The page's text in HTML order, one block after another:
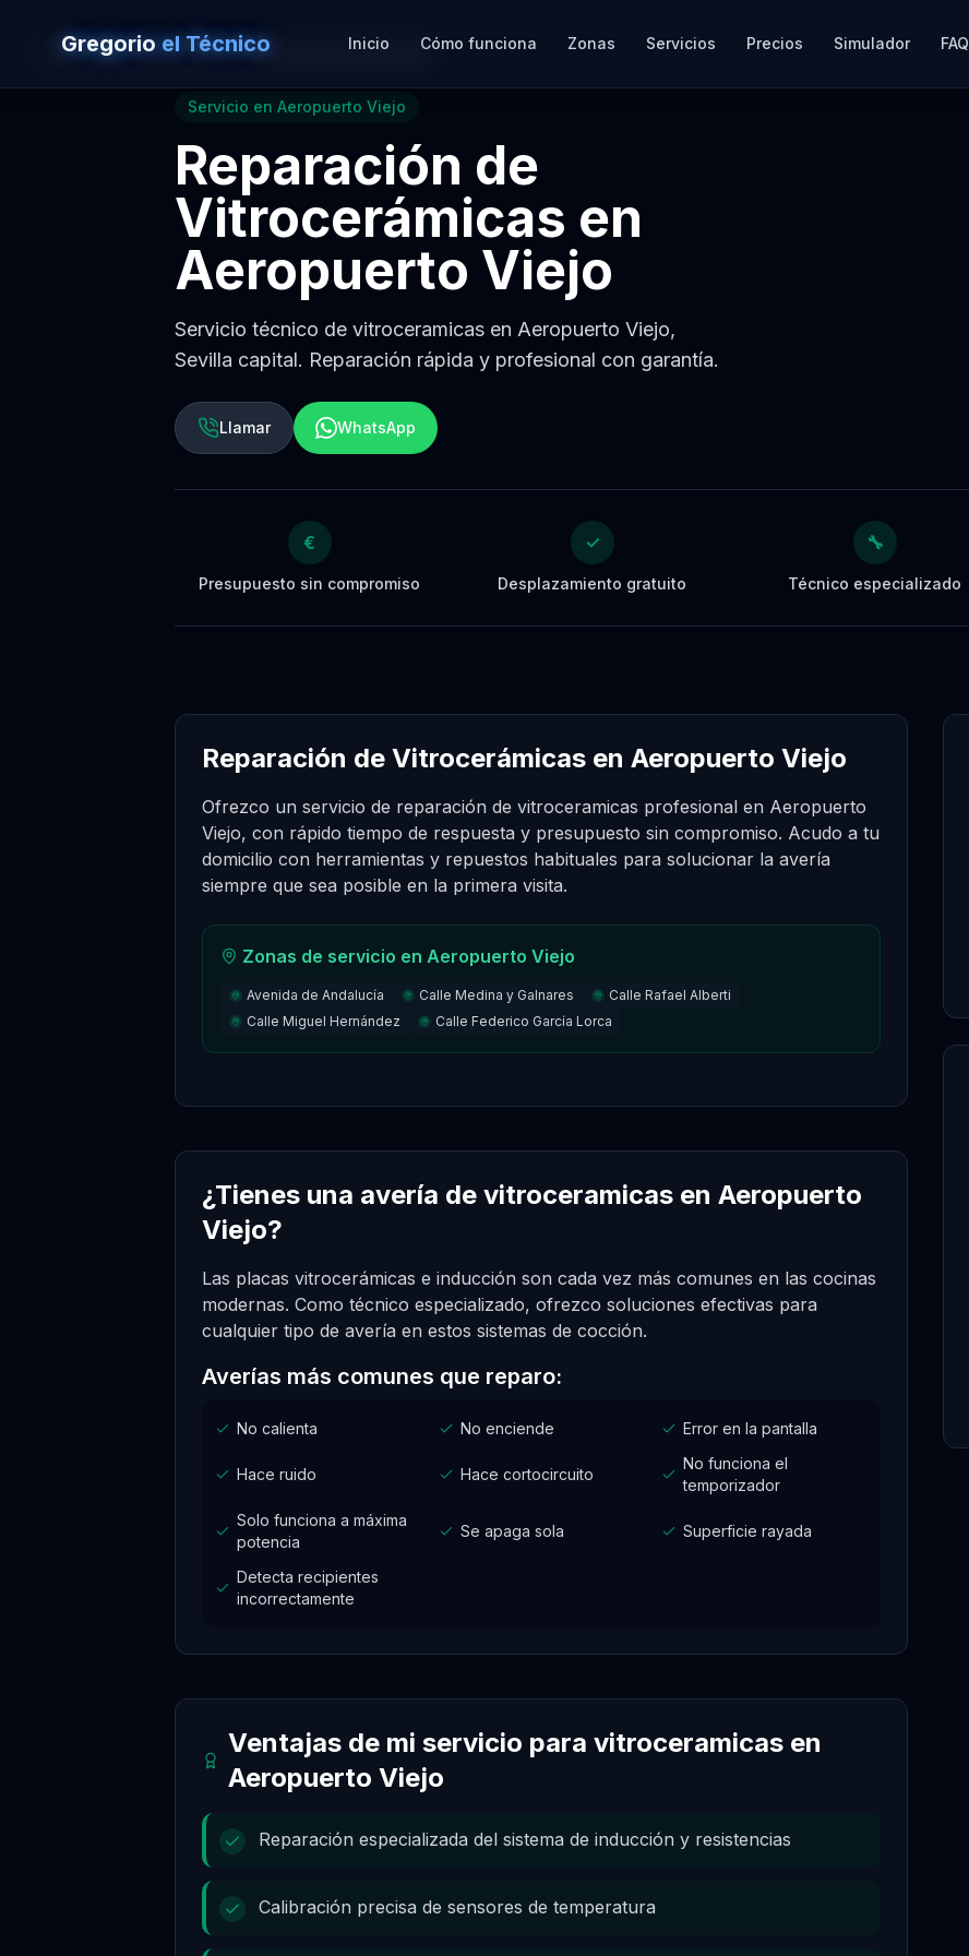
Gregorioel Técnico Inicio Cómo funciona Zonas Servicios Precios Simulador FAQ
Volver aReparación de Vitrocerámicas en Sevilla
Servicio en Aeropuerto Viejo
Reparación de
Vitrocerámicas en
Aeropuerto Viejo
Servicio técnico de vitroceramicas en Aeropuerto Viejo,
Sevilla capital. Reparación rápida y profesional con garantía.
Llamar WhatsApp
€
Presupuesto sin compromiso
✓
Desplazamiento gratuito
🔧
Técnico especializado
Reparación de Vitrocerámicas en Aeropuerto Viejo
Ofrezco un servicio de reparación de vitroceramicas profesional en Aeropuerto
Viejo, con rápido tiempo de respuesta y presupuesto sin compromiso. Acudo a tu
domicilio con herramientas y repuestos habituales para solucionar la avería
siempre que sea posible en la primera visita.
Zonas de servicio en Aeropuerto Viejo
Avenida de Andalucía Calle Medina y Galnares
Calle Rafael Alberti
Calle Miguel Hernández
Calle Federico García Lorca
¿Tienes una avería de vitroceramicas en Aeropuerto
Viejo?
Las placas vitrocerámicas e inducción son cada vez más comunes en las cocinas
modernas. Como técnico especializado, ofrezco soluciones efectivas para
cualquier tipo de avería en estos sistemas de cocción.
Averías más comunes que reparo:
No calienta No enciende Error en la pantalla
Hace ruido Hace cortocircuito
No funciona el
temporizador
Solo funciona a máxima
potencia
Se apaga sola Superficie rayada
Detecta recipientes
incorrectamente
Ventajas de mi servicio para vitroceramicasen
Aeropuerto Viejo
Reparación especializada del sistema de inducción y resistencias
Calibración precisa de sensores de temperatura